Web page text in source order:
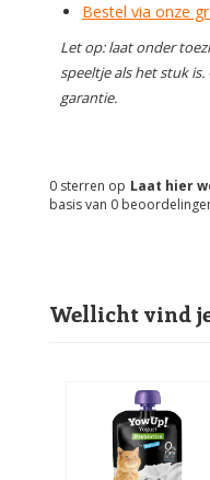
Bestel via onze
Let op: laat onder
speeltje als het stuk
garantie.
Laat hier
0 sterren op
basis van 0
Wellicht vind